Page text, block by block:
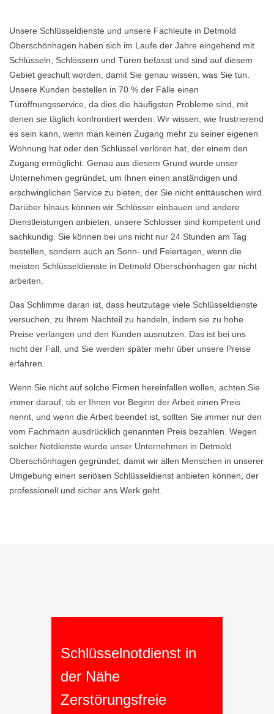
Unsere Schlüsseldienste und unsere Fachleute in Detmold
Oberschönhagen haben sich im Laufe der Jahre eingehend mit
Schlüsseln, Schlössern und Türen befasst und sind auf diesem
Gebiet geschult worden, damit Sie genau wissen, was Sie tun.
Unsere Kunden bestellen in 70 % der Fälle einen
Türöffnungsservice, da dies die häufigsten Probleme sind, mit
denen sie täglich konfrontiert werden. Wir wissen, wie frustrierend
es sein kann, wenn man keinen Zugang mehr zu seiner eigenen
Wohnung hat oder den Schlüssel verloren hat, der einem den
Zugang ermöglicht. Genau aus diesem Grund wurde unser
Unternehmen gegründet, um Ihnen einen anständigen und
erschwinglichen Service zu bieten, der Sie nicht enttäuschen wird.
Darüber hinaus können wir Schlösser einbauen und andere
Dienstleistungen anbieten, unsere Schlosser sind kompetent und
sachkundig. Sie können bei uns nicht nur 24 Stunden am Tag
bestellen, sondern auch an Sonn- und Feiertagen, wenn die
meisten Schlüsseldienste in Detmold Oberschönhagen gar nicht
arbeiten.
Das Schlimme daran ist, dass heutzutage viele Schlüsseldienste
versuchen, zu Ihrem Nachteil zu handeln, indem sie zu hohe
Preise verlangen und den Kunden ausnutzen. Das ist bei uns
nicht der Fall, und Sie werden später mehr über unsere Preise
erfahren.
Wenn Sie nicht auf solche Firmen hereinfallen wollen, achten Sie
immer darauf, ob er Ihnen vor Beginn der Arbeit einen Preis
nennt, und wenn die Arbeit beendet ist, sollten Sie immer nur den
vom Fachmann ausdrücklich genannten Preis bezahlen. Wegen
solcher Notdienste wurde unser Unternehmen in Detmold
Oberschönhagen gegründet, damit wir allen Menschen in unserer
Umgebung einen seriösen Schlüsseldienst anbieten können, der
professionell und sicher ans Werk geht.
Schlüsselnotdienst in
der Nähe
Zerstörungsfreie